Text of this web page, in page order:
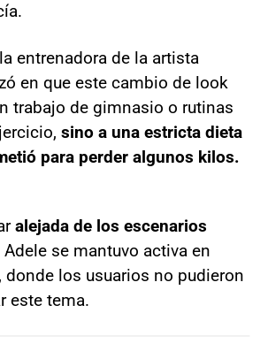
entrenadora de la artista
en que este cambio de look
trabajo de gimnasio o rutinas
sino a una estricta dieta
para perder algunos kilos.
alejada de los escenarios
Adele se mantuvo activa en
donde los usuarios no pudieron
este tema.